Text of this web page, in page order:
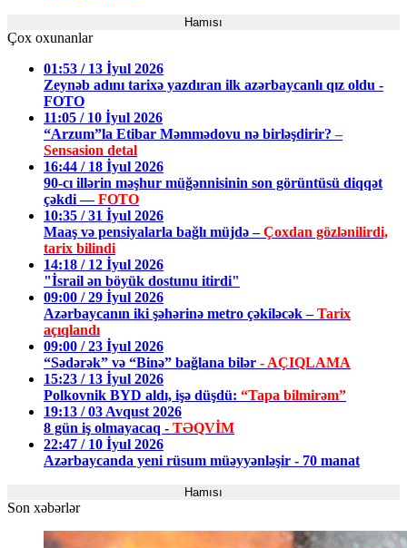
Hamısı
Çox oxunanlar
01:53 / 13 İyul 2026
Zeynəb adını tarixə yazdıran ilk azərbaycanlı qız oldu -
FOTO
11:05 / 10 İyul 2026
“Arzum”la Etibar Məmmədovu nə birləşdirir?–
Sensasion detal
16:44 / 18 İyul 2026
90-cı illərin məşhur müğənnisinin son görüntüsü diqqət
çəkdi —FOTO
10:35 / 31 İyul 2026
Maaş və pensiyalarla bağlı müjdə –Çoxdan gözlənilirdi,
tarix bilindi
14:18 / 12 İyul 2026
"İsrail ən böyük dostunu itirdi"
09:00 / 29 İyul 2026
Azərbaycanın iki şəhərinə metro çəkiləcək –Tarix
açıqlandı
09:00 / 23 İyul 2026
“Sədərək” və “Binə” bağlana bilər - AÇIQLAMA
15:23 / 13 İyul 2026
Polkovnik BYD aldı, işə düşdü: “Tapa bilmirəm”
19:13 / 03 Avqust 2026
8 gün iş olmayacaq - TƏQVİM
22:47 / 10 İyul 2026
Azərbaycanda yeni rüsum müəyyənləşir - 70 manat
Hamısı
Son xəbərlər